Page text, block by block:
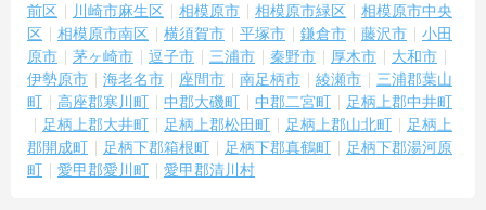
前区
川崎市麻生区 相模原市 相模原市緑区
相模原市中央
区
相模原市南区 横須賀市 平塚市 鎌倉市 藤沢市
小田
原市
茅ヶ崎市 逗子市 三浦市 秦野市 厚木市
大和市
伊勢原市
海老名市 座間市 南足柄市 綾瀬市
三浦郡葉山
町
高座郡寒川町 中郡大磯町 中郡二宮町
足柄上郡中井町
足柄上郡大井町
足柄上郡松田町 足柄上郡山北町
足柄上
郡開成町
足柄下郡箱根町 足柄下郡真鶴町
足柄下郡湯河原
町
愛甲郡愛川町 愛甲郡清川村